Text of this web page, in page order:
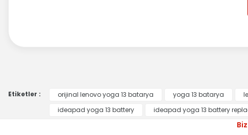
Etiketler : orijinal lenovo yoga 13 batarya yoga 13 batarya
ideapad yoga 13 battery
ideapad yoga 13 battery